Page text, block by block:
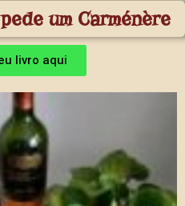
um Carménère
livro aqui